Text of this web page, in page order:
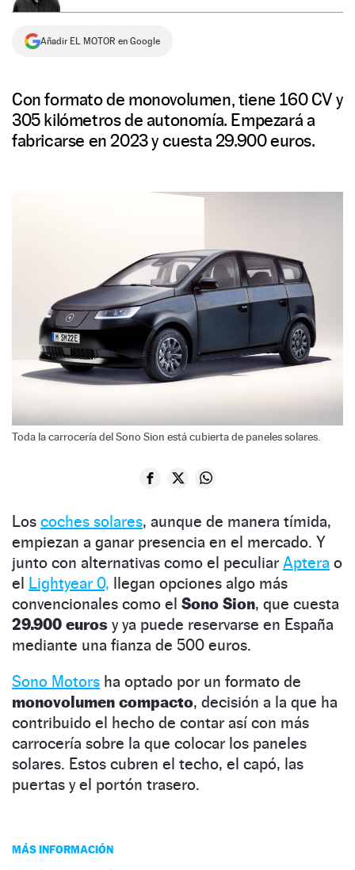
Añadir EL MOTOR en Google
Con formato de monovolumen, tiene 160 CV y
305 kilómetros de autonomía. Empezará a
fabricarse en 2023 y cuesta 29.900 euros.
Toda la carrocería del Sono Sion está cubierta de paneles solares.
Los coches solares, aunque de manera tímida,
empiezan a ganar presencia en el mercado. Y
junto con alternativas como el peculiar Aptera o
el Lightyear 0, llegan opciones algo más
convencionales como el Sono Sion, que cuesta
29.900 euros y ya puede reservarse en España
mediante una fianza de 500 euros.
Sono Motors ha optado por un formato de
monovolumen compacto, decisión a la que ha
contribuido el hecho de contar así con más
carrocería sobre la que colocar los paneles
solares. Estos cubren el techo, el capó, las
puertas y el portón trasero.
MÁS INFORMACIÓN